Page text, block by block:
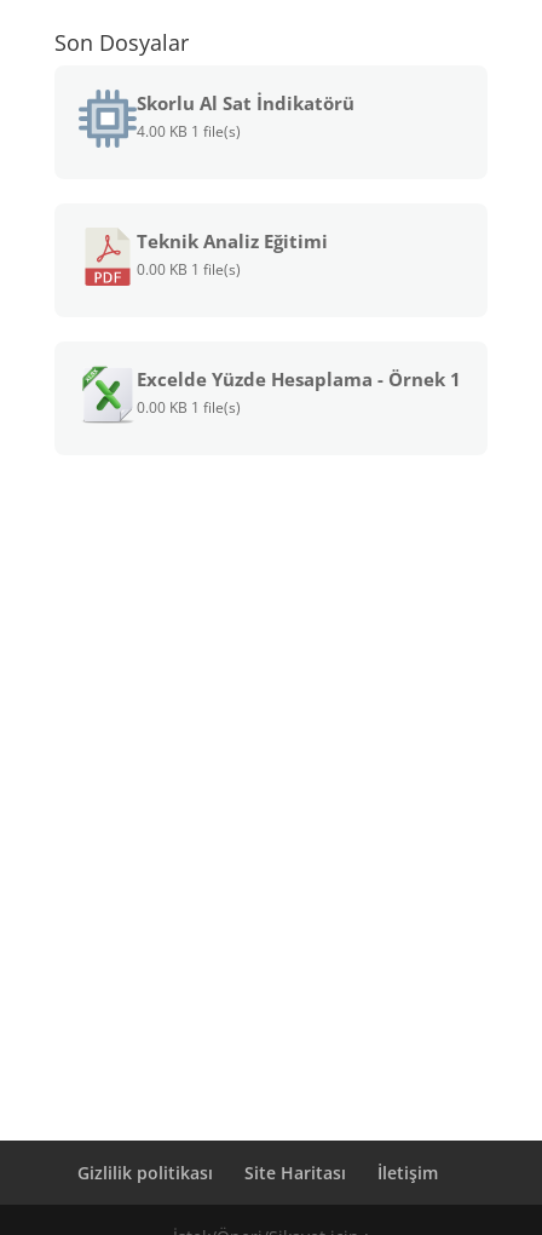
Son Dosyalar
Skorlu Al Sat İndikatörü
4.00 KB 1 file(s)
Teknik Analiz Eğitimi
0.00 KB 1 file(s)
Excelde Yüzde Hesaplama - Örnek 1
0.00 KB 1 file(s)
Gizlilik politikası Site Haritası İletişim